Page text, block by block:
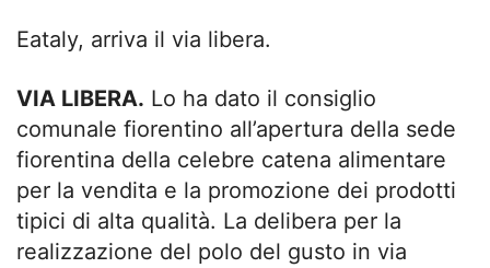
Eataly, arriva il via libera.
VIA LIBERA. Lo ha dato il consiglio
comunale fiorentino all’apertura della sede
fiorentina della celebre catena alimentare
per la vendita e la promozione dei prodotti
tipici di alta qualità. La delibera per la
realizzazione del polo del gusto in via